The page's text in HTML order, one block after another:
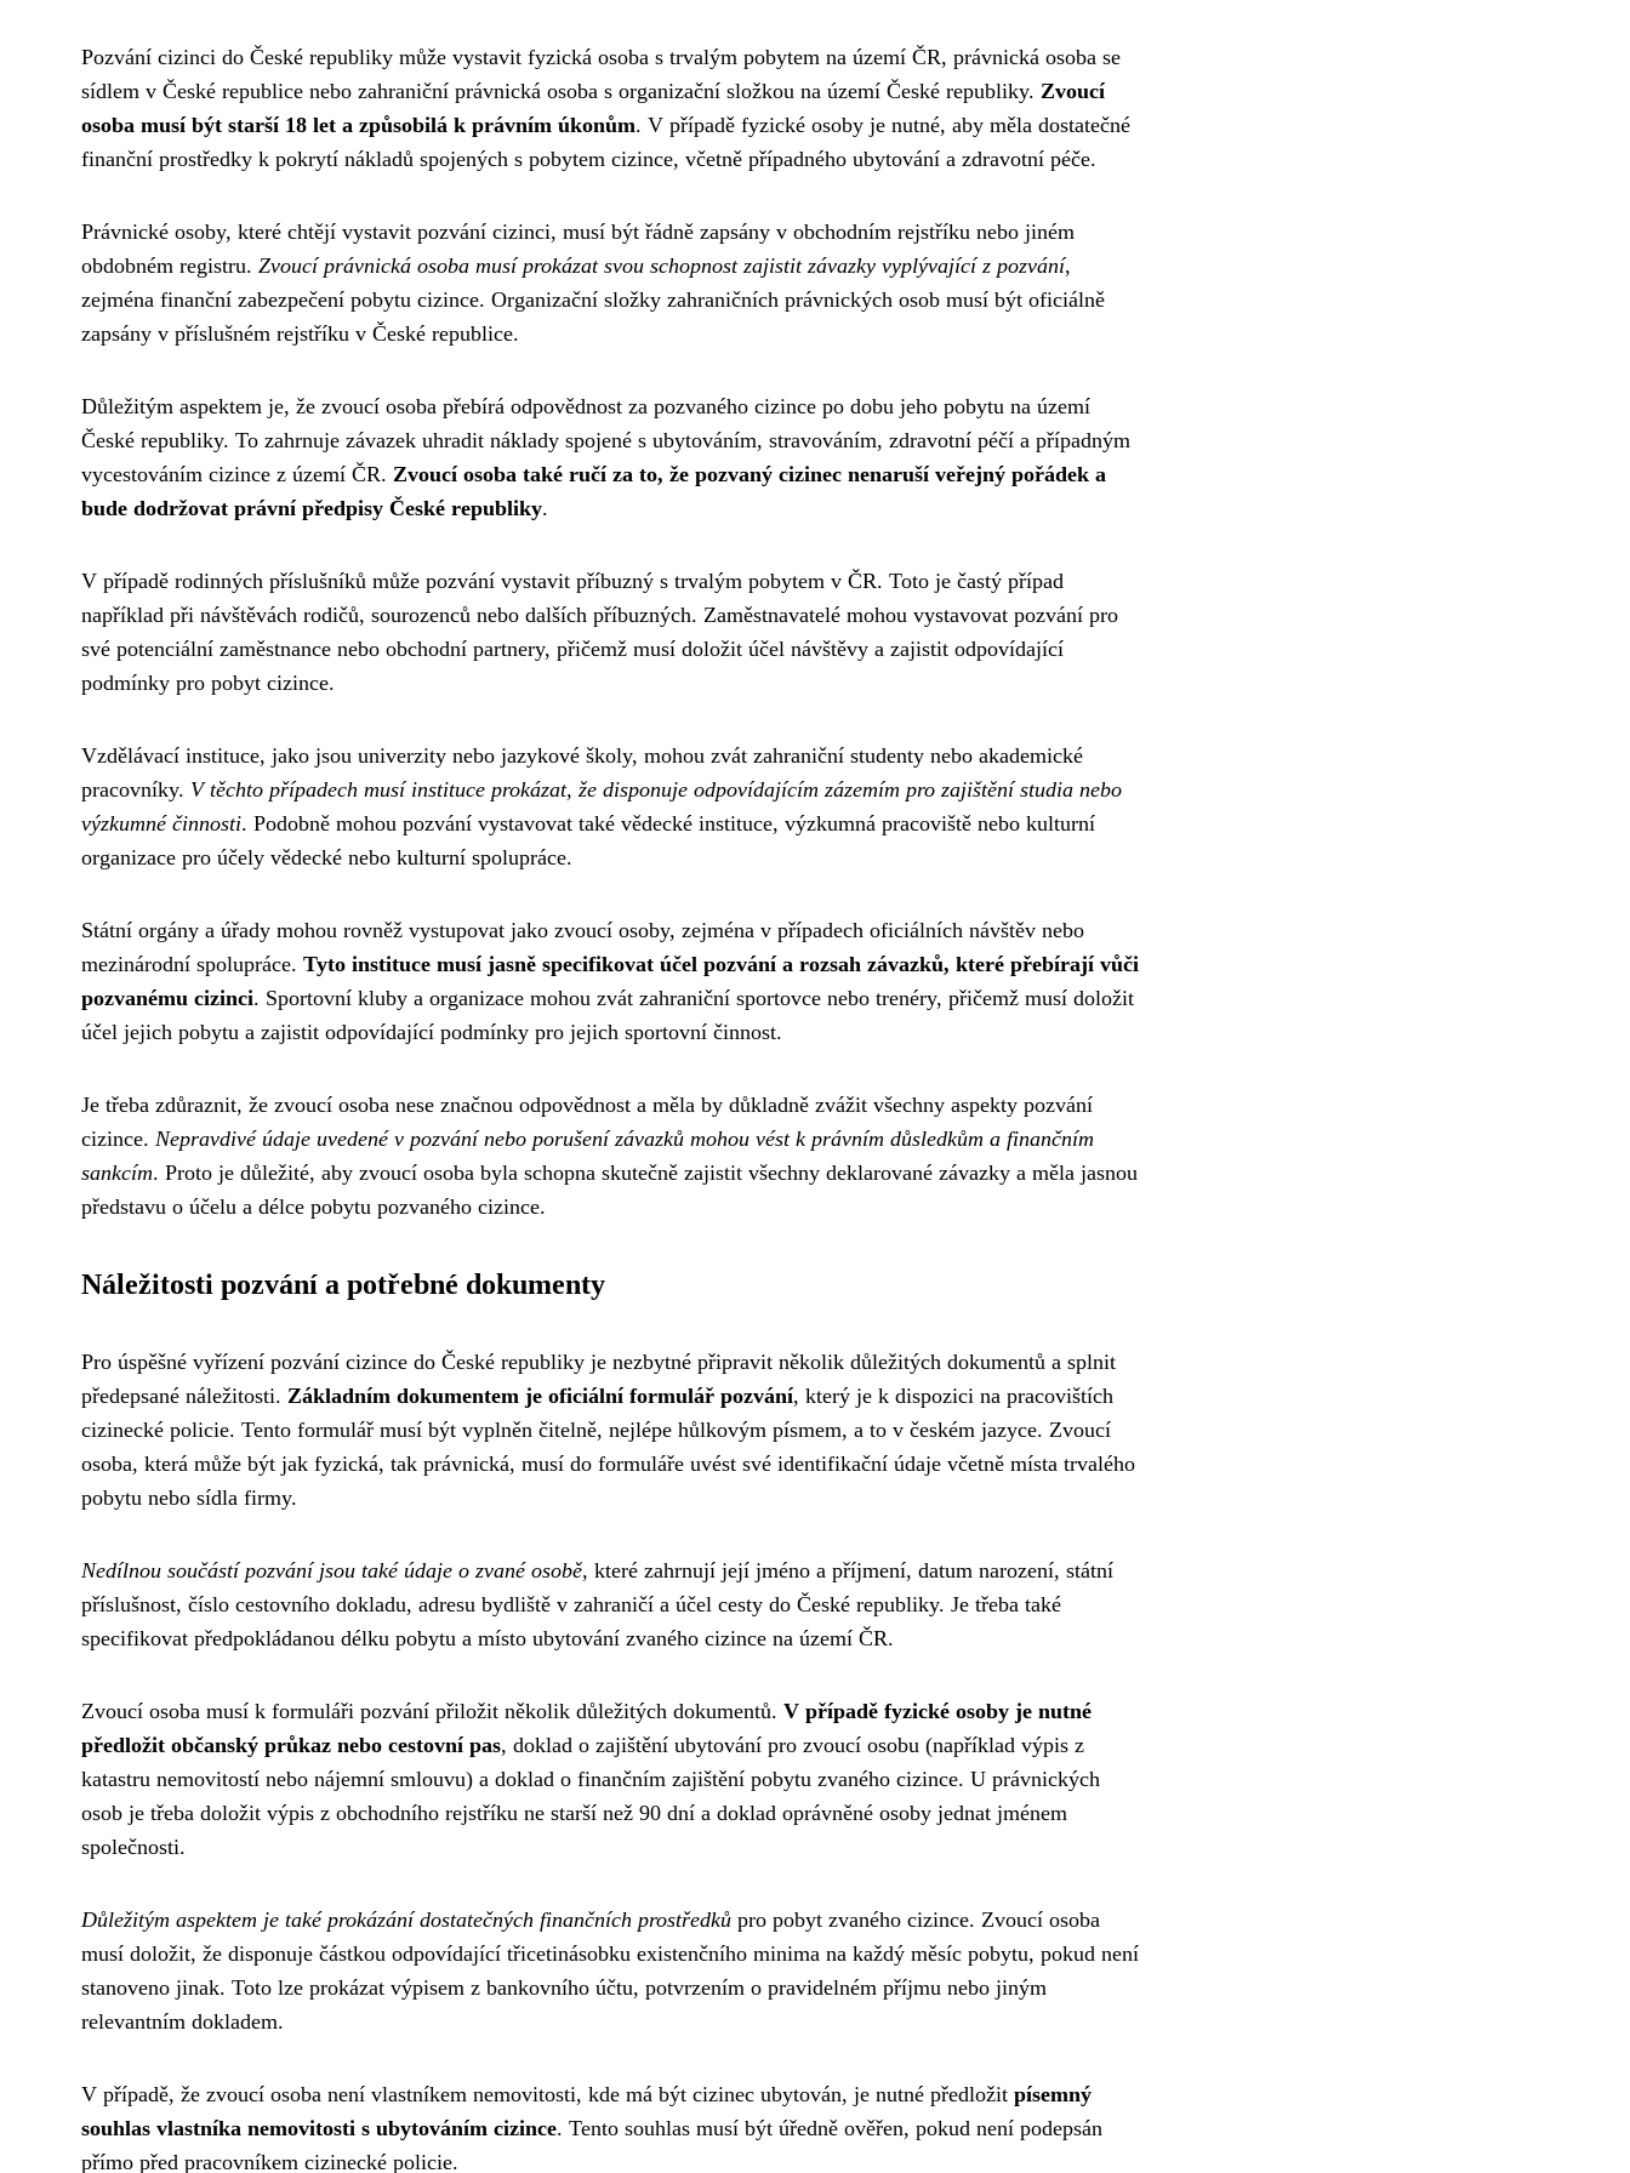
Pozvání cizinci do České republiky může vystavit fyzická osoba s trvalým pobytem na území ČR, právnická osoba se
sídlem v České republice nebo zahraniční právnická osoba s organizační složkou na území České republiky. Zvoucí
osoba musí být starší 18 let a způsobilá k právním úkonům. V případě fyzické osoby je nutné, aby měla dostatečné
finanční prostředky k pokrytí nákladů spojených s pobytem cizince, včetně případného ubytování a zdravotní péče.
Právnické osoby, které chtějí vystavit pozvání cizinci, musí být řádně zapsány v obchodním rejstříku nebo jiném
obdobném registru. Zvoucí právnická osoba musí prokázat svou schopnost zajistit závazky vyplývající z pozvání,
zejména finanční zabezpečení pobytu cizince. Organizační složky zahraničních právnických osob musí být oficiálně
zapsány v příslušném rejstříku v České republice.
Důležitým aspektem je, že zvoucí osoba přebírá odpovědnost za pozvaného cizince po dobu jeho pobytu na území
České republiky. To zahrnuje závazek uhradit náklady spojené s ubytováním, stravováním, zdravotní péčí a případným
vycestováním cizince z území ČR. Zvoucí osoba také ručí za to, že pozvaný cizinec nenaruší veřejný pořádek a
bude dodržovat právní předpisy České republiky.
V případě rodinných příslušníků může pozvání vystavit příbuzný s trvalým pobytem v ČR. Toto je častý případ
například při návštěvách rodičů, sourozenců nebo dalších příbuzných. Zaměstnavatelé mohou vystavovat pozvání pro
své potenciální zaměstnance nebo obchodní partnery, přičemž musí doložit účel návštěvy a zajistit odpovídající
podmínky pro pobyt cizince.
Vzdělávací instituce, jako jsou univerzity nebo jazykové školy, mohou zvát zahraniční studenty nebo akademické
pracovníky. V těchto případech musí instituce prokázat, že disponuje odpovídajícím zázemím pro zajištění studia nebo
výzkumné činnosti. Podobně mohou pozvání vystavovat také vědecké instituce, výzkumná pracoviště nebo kulturní
organizace pro účely vědecké nebo kulturní spolupráce.
Státní orgány a úřady mohou rovněž vystupovat jako zvoucí osoby, zejména v případech oficiálních návštěv nebo
mezinárodní spolupráce. Tyto instituce musí jasně specifikovat účel pozvání a rozsah závazků, které přebírají vůči
pozvanému cizinci. Sportovní kluby a organizace mohou zvát zahraniční sportovce nebo trenéry, přičemž musí doložit
účel jejich pobytu a zajistit odpovídající podmínky pro jejich sportovní činnost.
Je třeba zdůraznit, že zvoucí osoba nese značnou odpovědnost a měla by důkladně zvážit všechny aspekty pozvání
cizince. Nepravdivé údaje uvedené v pozvání nebo porušení závazků mohou vést k právním důsledkům a finančním
sankcím. Proto je důležité, aby zvoucí osoba byla schopna skutečně zajistit všechny deklarované závazky a měla jasnou
představu o účelu a délce pobytu pozvaného cizince.
Náležitosti pozvání a potřebné dokumenty
Pro úspěšné vyřízení pozvání cizince do České republiky je nezbytné připravit několik důležitých dokumentů a splnit
předepsané náležitosti. Základním dokumentem je oficiální formulář pozvání, který je k dispozici na pracovištích
cizinecké policie. Tento formulář musí být vyplněn čitelně, nejlépe hůlkovým písmem, a to v českém jazyce. Zvoucí
osoba, která může být jak fyzická, tak právnická, musí do formuláře uvést své identifikační údaje včetně místa trvalého
pobytu nebo sídla firmy.
Nedílnou součástí pozvání jsou také údaje o zvané osobě, které zahrnují její jméno a příjmení, datum narození, státní
příslušnost, číslo cestovního dokladu, adresu bydliště v zahraničí a účel cesty do České republiky. Je třeba také
specifikovat předpokládanou délku pobytu a místo ubytování zvaného cizince na území ČR.
Zvoucí osoba musí k formuláři pozvání přiložit několik důležitých dokumentů. V případě fyzické osoby je nutné
předložit občanský průkaz nebo cestovní pas, doklad o zajištění ubytování pro zvoucí osobu (například výpis z
katastru nemovitostí nebo nájemní smlouvu) a doklad o finančním zajištění pobytu zvaného cizince. U právnických
osob je třeba doložit výpis z obchodního rejstříku ne starší než 90 dní a doklad oprávněné osoby jednat jménem
společnosti.
Důležitým aspektem je také prokázání dostatečných finančních prostředků pro pobyt zvaného cizince. Zvoucí osoba
musí doložit, že disponuje částkou odpovídající třicetinásobku existenčního minima na každý měsíc pobytu, pokud není
stanoveno jinak. Toto lze prokázat výpisem z bankovního účtu, potvrzením o pravidelném příjmu nebo jiným
relevantním dokladem.
V případě, že zvoucí osoba není vlastníkem nemovitosti, kde má být cizinec ubytován, je nutné předložit písemný
souhlas vlastníka nemovitosti s ubytováním cizince. Tento souhlas musí být úředně ověřen, pokud není podepsán
přímo před pracovníkem cizinecké policie.